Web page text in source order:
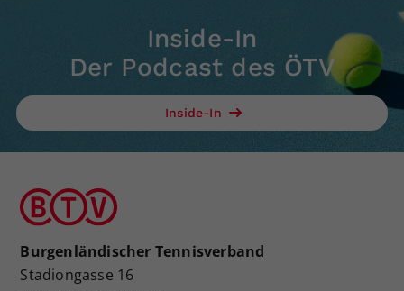
Inside-In
Der Podcast des ÖTV
Inside-In
Burgenländischer Tennisverband
Stadiongasse 16